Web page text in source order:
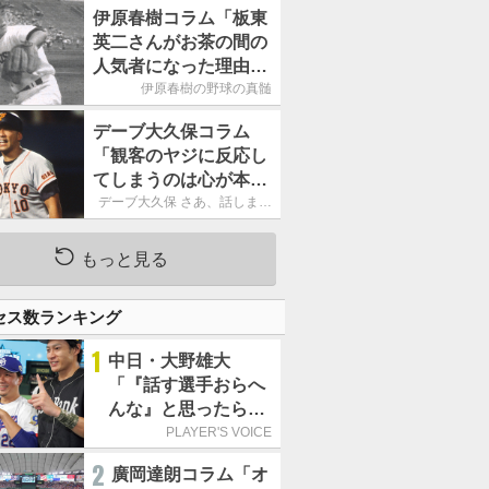
針」
伊原春樹コラム「板東
英二さんがお茶の間の
人気者になった理由
甲子園の伝説、中日の
手放さなかった」
伊原春樹の野球の真髄
デーブ大久保コラム
「観客のヤジに反応し
てしまうのは心が本当
に純粋だからなので
デーブ大久保 さあ、話しまし
ょう！
もっと見る
ス数ランキング
1 中日・大野雄大
「『話す選手おらへ
んな』と思ったら坂
本勇人が来た！」／
PLAYER'S VOICE
2 廣岡達朗コラム「オ